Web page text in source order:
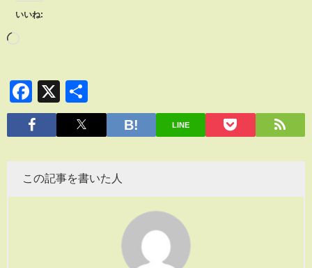
いいね:
Facebook
X
有
LINE
この記事を書いた人